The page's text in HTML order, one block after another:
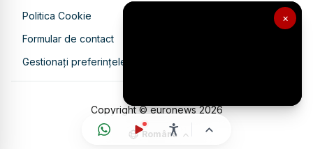
×
Politica Cookie
Politica de confidențialitate
Formular de contact
Gestionați preferințele
Copyright © euronews2026
Română